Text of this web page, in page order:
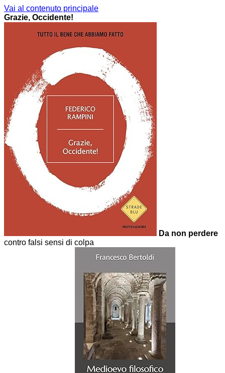
Vai al contenuto principale
Grazie, Occidente!
Da non perdere
contro falsi sensi di colpa